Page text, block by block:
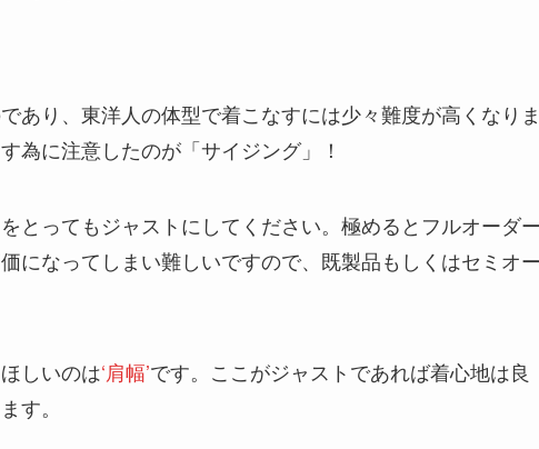
あり、東洋人の体型で着こなすには少々難度が高くなり
為に注意したのが「サイジング」！
とってもジャストにしてください。極めるとフルオーダ
になってしまい難しいですので、既製品もしくはセミオ
しいのは‘肩幅’です。ここがジャストであれば着心地は良
す。